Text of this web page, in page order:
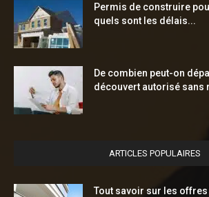
Permis de construire
quels sont les délais...
De combien peut-on
découvert autorisé sans
ARTICLES POPULAIRES
Tout savoir sur les offres